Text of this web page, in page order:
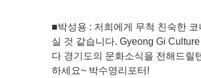
■박성용 : 저희에게 무척 친숙한
실 것 같습니다. Gyeong Gi
다 경기도의 문화소식을 전해드릴
하세요~ 박수영리포터!